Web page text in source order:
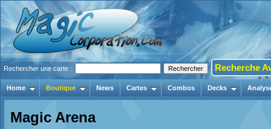
Rechercher une carte : Recherche
Home Boutique News Cartes Combos Decks
Magic Arena